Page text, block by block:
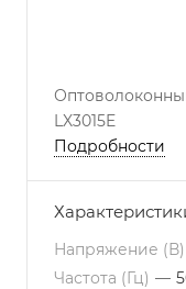
LX3015E
Подробности
Напряжение (В)
Частота (Гц) —